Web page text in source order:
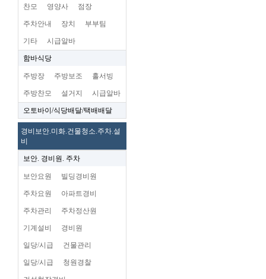
찬모 영양사 점장
주차안내 장치 부부팀
기타 시급알바
함바식당
주방장 주방보조 홀서빙
주방찬모 설거지 시급알바
오토바이/식당배달/택배배달
경비보안.미화.건물청소.주차.설
비
보안. 경비원. 주차
보안요원 빌딩경비원
주차요원 아파트경비
주차관리 주차정산원
기계설비 경비원
일당/시급 건물관리
일당/시급 청원경찰